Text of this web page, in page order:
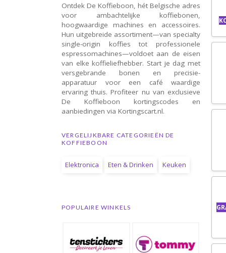
Ontdek De Koffieboon, hét Belgische adres
voor ambachtelijke koffiebonen,
hoogwaardige machines en accessoires.
Hun uitgebreide assortiment—van specialty
single-origin koffies tot professionele
espressomachines—voldoet aan de eisen
van elke koffieliefhebber. Start je dag met
versgebrande bonen en precisie-
apparatuur voor een café waardige
ervaring thuis. Profiteer nu van exclusieve
De Koffieboon kortingscodes en
aanbiedingen via Kortingscart.nl.
VERGELIJKBARE CATEGORIEËN DE
KOFFIEBOON
Elektronica Eten & Drinken Keuken
POPULAIRE WINKELS